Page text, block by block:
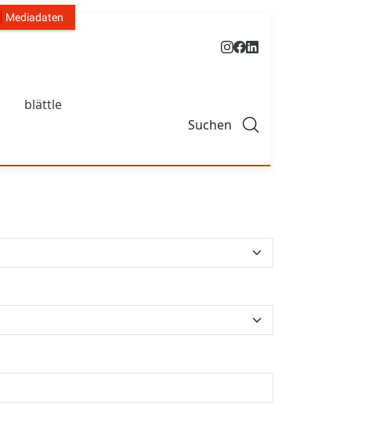
Mediadaten
blättle
Suchen